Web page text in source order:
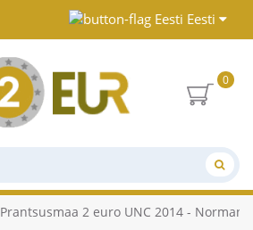
Eesti
0
Prantsusmaa 2 euro UNC 2014 -